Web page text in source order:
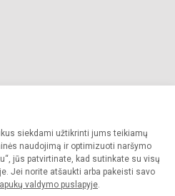
siekdami užtikrinti jums teikiamų
naudojimą ir optimizuoti naršymo
jūs patvirtinate, kad sutinkate su visų
Jei norite atšaukti arba pakeisti savo
valdymo puslapyje.
„Ežerėlis“. Visos teisės saugomos.
sutikimo griežtai draudžiama.
Slapukų valdymas